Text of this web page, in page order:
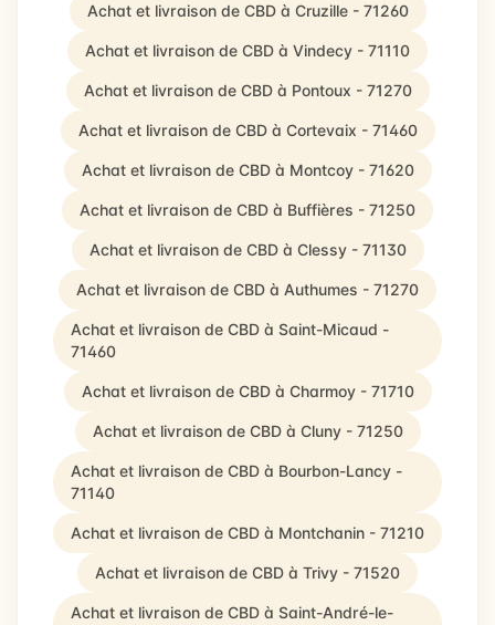
Achat et livraison de CBD à Cruzille - 71260
Achat et livraison de CBD à Vindecy - 71110
Achat et livraison de CBD à Pontoux - 71270
Achat et livraison de CBD à Cortevaix - 71460
Achat et livraison de CBD à Montcoy - 71620
Achat et livraison de CBD à Buffières - 71250
Achat et livraison de CBD à Clessy - 71130
Achat et livraison de CBD à Authumes - 71270
Achat et livraison de CBD à Saint-Micaud -
71460
Achat et livraison de CBD à Charmoy - 71710
Achat et livraison de CBD à Cluny - 71250
Achat et livraison de CBD à Bourbon-Lancy -
71140
Achat et livraison de CBD à Montchanin - 71210
Achat et livraison de CBD à Trivy - 71520
Achat et livraison de CBD à Saint-André-le-